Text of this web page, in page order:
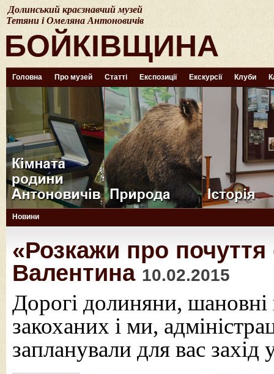
Долинський краєзнавчий музей
Тетяни і Омеляна Антоновичів
БОЙКІВЩИНА
Головна Про музей Статті Експозиції Екскурсії Клуби
Новини
«Розкажи про
Валентина 10.02.2015
Дорогі долиняни, шановні
закоханих і ми,
запланували для вас